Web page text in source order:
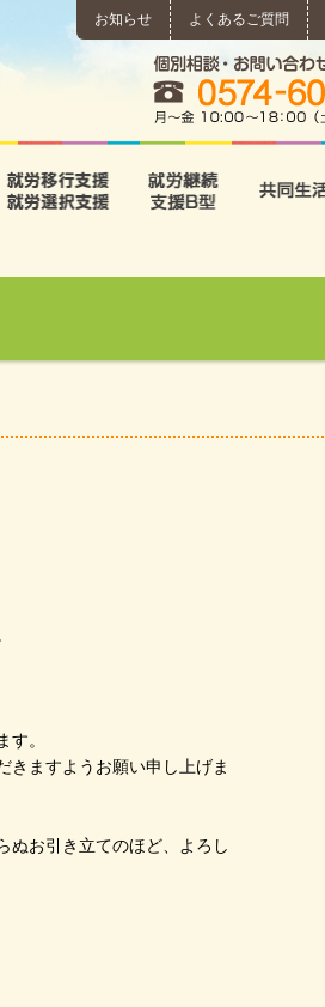
お知らせ よくあるご質問
相談支援 就労移行支援･就労選択支援
。
きますようお願い申し上げま
ぬお引き立てのほど、よろし